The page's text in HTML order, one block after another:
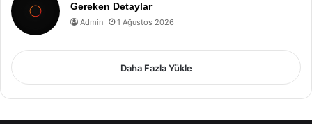
Gereken Detaylar
Admin 1 Ağustos 2026
Daha Fazla Yükle